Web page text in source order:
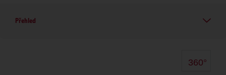
Přehled
360°